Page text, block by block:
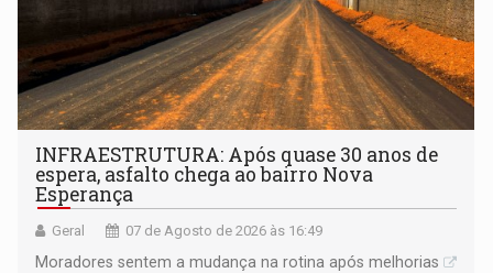
INFRAESTRUTURA: Após quase 30 anos de
espera, asfalto chega ao bairro Nova
Esperança
Geral 07 de Agosto de 2026 às 16:49
Moradores sentem a mudança na rotina após melhorias